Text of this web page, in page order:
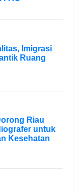
Imigrasi
Ruang
Riau
untuk
Kesehatan